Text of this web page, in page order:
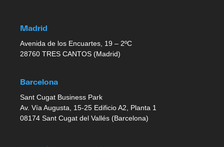
Madrid
Avenida de los Encuartes, 19 – 2ºC
28760 TRES CANTOS (Madrid)
Barcelona
Sant Cugat Business Park
Av. Vía Augusta, 15-25 Edificio A2, Planta 1
08174 Sant Cugat del Vallés (Barcelona)